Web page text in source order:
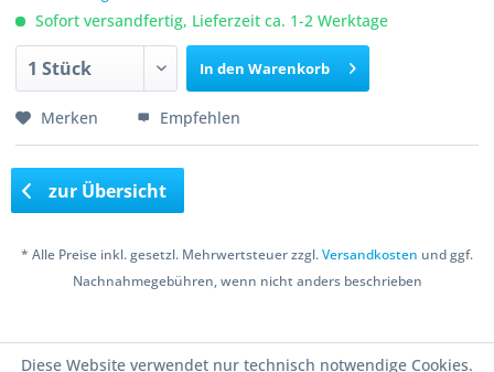
Sofort versandfertig, Lieferzeit ca. 1-2 Werktage
In den Warenkorb
Merken Empfehlen
zur Übersicht
* Alle Preise inkl. gesetzl. Mehrwertsteuer zzgl.Versandkosten und ggf.
Nachnahmegebühren, wenn nicht anders beschrieben
Diese Website verwendet nur technisch notwendige Cookies.